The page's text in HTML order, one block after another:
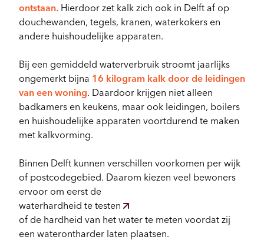
ontstaan. Hierdoor zet kalk zich ook in Delft af op
douchewanden, tegels, kranen, waterkokers en
andere huishoudelijke apparaten.
Bij een gemiddeld waterverbruik stroomt jaarlijks
ongemerkt bijna 16 kilogram kalk door de leidingen
van een woning. Daardoor krijgen niet alleen
badkamers en keukens, maar ook leidingen, boilers
en huishoudelijke apparaten voortdurend te maken
met kalkvorming.
Binnen Delft kunnen verschillen voorkomen per wijk
of postcodegebied. Daarom kiezen veel bewoners
ervoor om eerst de
waterhardheid te testen
of de hardheid van het water te meten voordat zij
een waterontharder laten plaatsen.